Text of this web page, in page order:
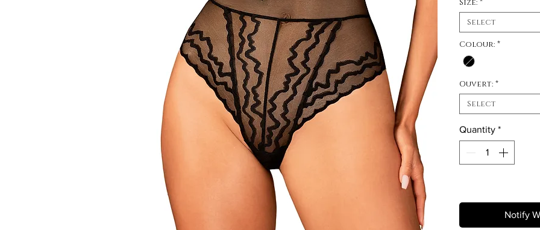
Size: *
Select
Colour: *
Ouvert: *
Select
Quantity *
Notify